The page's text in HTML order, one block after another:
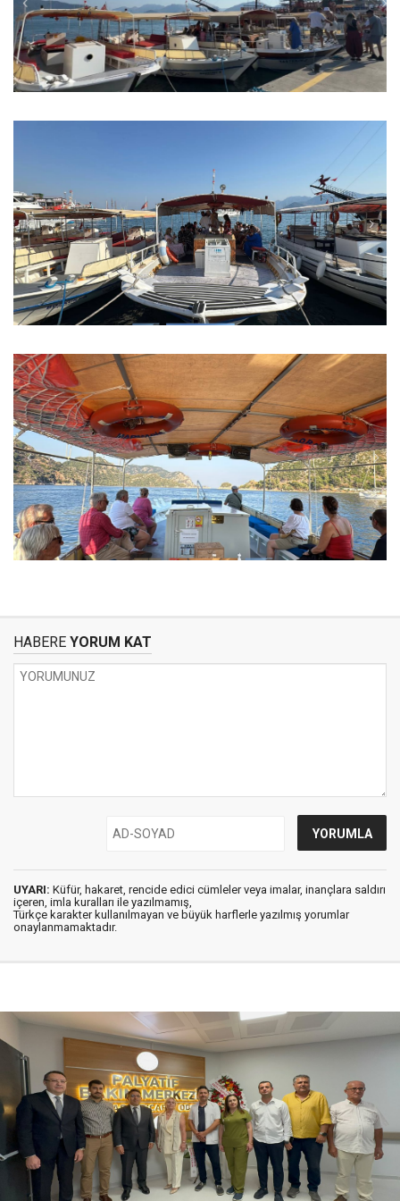
HABERE YORUM KAT
UYARI: Küfür, hakaret, rencide edici cümleler veya imalar, inançlara saldırı
içeren, imla kuralları ile yazılmamış,
Türkçe karakter kullanılmayan ve büyük harflerle yazılmış yorumlar
onaylanmamaktadır.